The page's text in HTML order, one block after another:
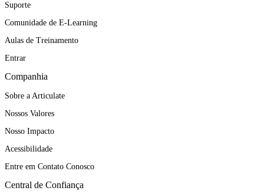
Suporte
Comunidade de E-Learning
Aulas de Treinamento
Entrar
Companhia
Sobre a Articulate
Nossos Valores
Nosso Impacto
Acessibilidade
Entre em Contato Conosco
Central de Confiança